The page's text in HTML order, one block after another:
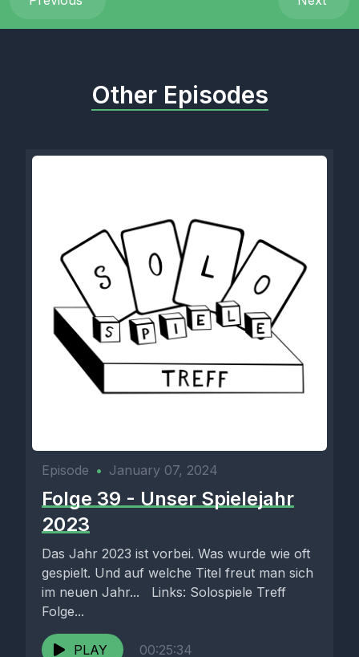
Other Episodes
Episode • January 07, 2024
Folge 39 - Unser Spielejahr
2023
Das Jahr 2023 ist vorbei. Was wurde wie oft
gespielt. Und auf welche Titel freut man sich
im neuen Jahr... Links: Solospiele Treff
Folge...
PLAY 00:25:34